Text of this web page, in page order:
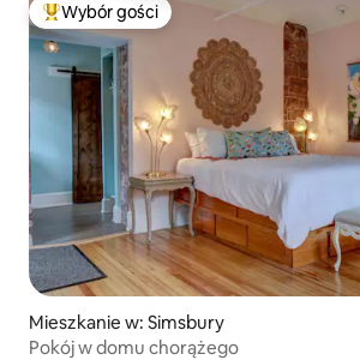
Najpopularniejsze z kategorii Wybór gości
Wybór gości
Mieszkanie w: Simsbury
Pokój w domu chorążego